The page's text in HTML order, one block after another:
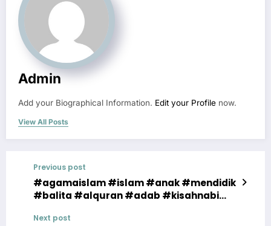
Admin
Add your Biographical Information. Edit your Profile now.
View All Posts
Previous post
#agamaislam #islam #anak #mendidik
#balita #alquran #adab #kisahnabi
Next post